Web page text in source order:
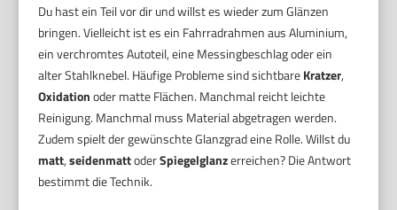
Du hast ein Teil vor dir und willst es wieder zum Glänzen
bringen. Vielleicht ist es ein Fahrradrahmen aus Aluminium,
ein verchromtes Autoteil, eine Messingbeschlag oder ein
alter Stahlknebel. Häufige Probleme sind sichtbareKratzer,
Oxidationoder matte Flächen. Manchmal reicht leichte
Reinigung. Manchmal muss Material abgetragen werden.
Zudem spielt der gewünschte Glanzgrad eine Rolle. Willst du
matt,seidenmattoderSpiegelglanzerreichen? Die Antwort
bestimmt die Technik.